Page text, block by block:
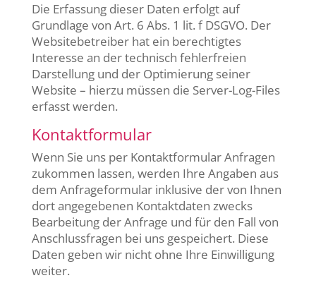
Die Erfassung dieser Daten erfolgt auf
Grundlage von Art. 6 Abs. 1 lit. f DSGVO. Der
Websitebetreiber hat ein berechtigtes
Interesse an der technisch fehlerfreien
Darstellung und der Optimierung seiner
Website – hierzu müssen die Server-Log-Files
erfasst werden.
Kontaktformular
Wenn Sie uns per Kontaktformular Anfragen
zukommen lassen, werden Ihre Angaben aus
dem Anfrageformular inklusive der von Ihnen
dort angegebenen Kontaktdaten zwecks
Bearbeitung der Anfrage und für den Fall von
Anschlussfragen bei uns gespeichert. Diese
Daten geben wir nicht ohne Ihre Einwilligung
weiter.